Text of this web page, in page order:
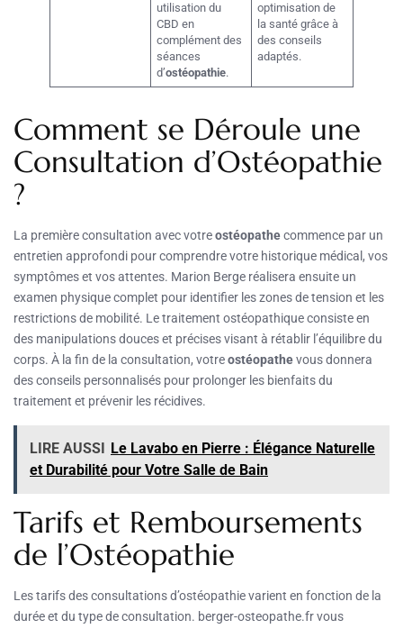
utilisation du
CBD en
complément des
séances
d’ostéopathie.
optimisation de
la santé grâce à
des conseils
adaptés.
Comment se Déroule une
Consultation d’Ostéopathie
?
La première consultation avec votreostéopathecommence par un
entretien approfondi pour comprendre votre historique médical, vos
symptômes et vos attentes. Marion Berge réalisera ensuite un
examen physique complet pour identifier les zones de tension et les
restrictions de mobilité. Le traitement ostéopathique consiste en
des manipulations douces et précises visant à rétablir l’équilibre du
corps. À la fin de la consultation, votreostéopathevous donnera
des conseils personnalisés pour prolonger les bienfaits du
traitement et prévenir les récidives.
LIRE AUSSI Le Lavabo en Pierre : Élégance Naturelle
et Durabilité pour Votre Salle de Bain
Tarifs et Remboursements
de l’Ostéopathie
Les tarifs des consultations d’ostéopathie varient en fonction de la
durée et du type de consultation. berger-osteopathe.fr vous